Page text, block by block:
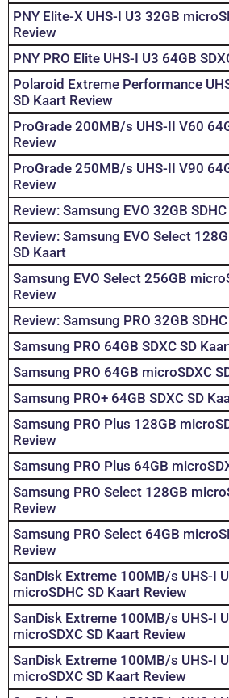
PNY Elite-X UHS-I U3 32GB
Review
PNY PRO Elite UHS-I U3 64GB
Polaroid Extreme Performance
SD Kaart Review
ProGrade 200MB/s UHS-II V60
Review
ProGrade 250MB/s UHS-II V90
Review
Review: Samsung EVO 32GB
Review: Samsung EVO Select
SD Kaart
Samsung EVO Select 256GB
Review
Review: Samsung PRO 32GB
Samsung PRO 64GB SDXC SD
Samsung PRO 64GB microSDXC
Samsung PRO+ 64GB SDXC SD
Samsung PRO Plus 128GB
Review
Samsung PRO Plus 64GB
Samsung PRO Select 128GB
Review
Samsung PRO Select 64GB
Review
SanDisk Extreme 100MB/s UHS-I
microSDHC SD Kaart Review
SanDisk Extreme 100MB/s UHS-I
microSDXC SD Kaart Review
SanDisk Extreme 100MB/s UHS-I
microSDXC SD Kaart Review